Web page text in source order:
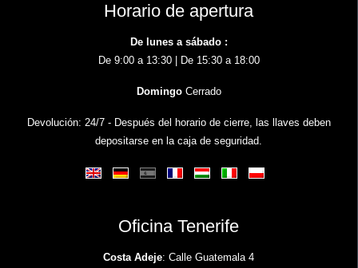
Horario de apertura
De lunes a sábado :
De 9:00 a 13:30 | De 15:30 a 18:00
Domingo Cerrado
Devolución: 24/7 - Después del horario de cierre, las llaves deben
depositarse en la caja de seguridad.
Oficina Tenerife
Costa Adeje: Calle Guatemala 4